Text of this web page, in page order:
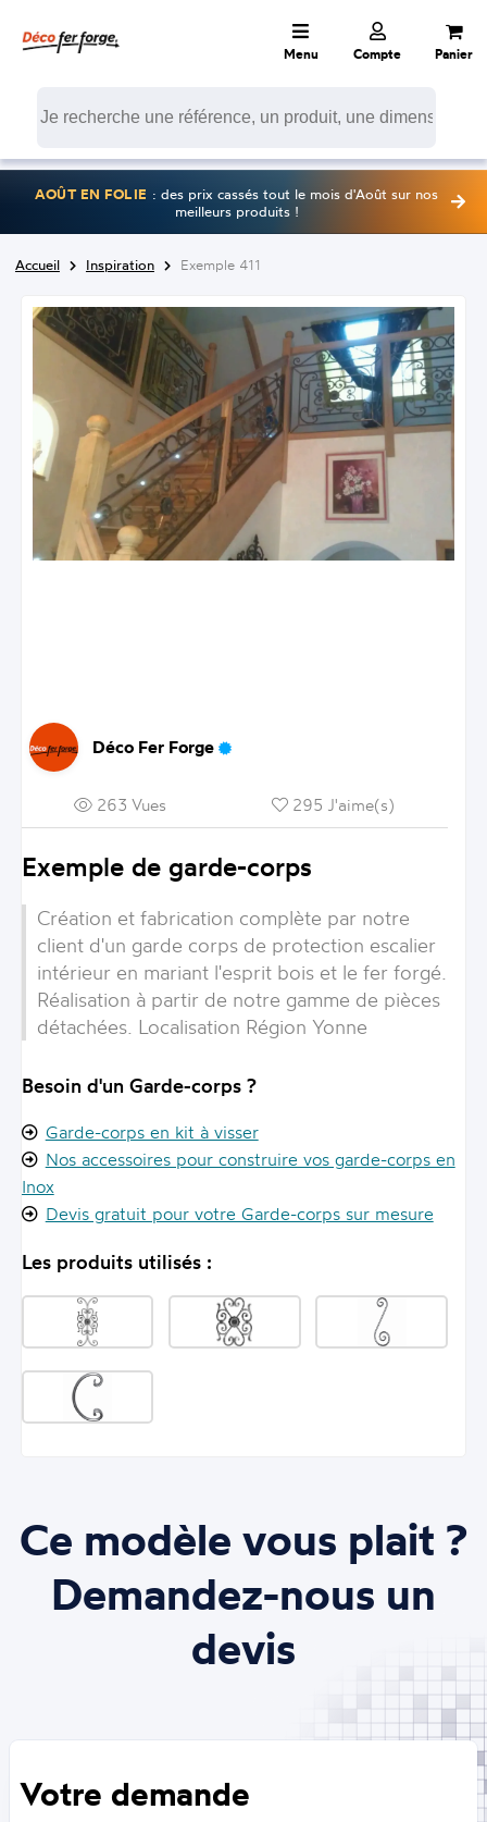
Menu Compte Panier
AOÛT EN FOLIE : des prix cassés tout le mois d'Août sur nos
meilleurs produits !
Accueil Inspiration Exemple 411
Déco Fer Forge
263 Vues 295 J'aime(s)
Exemple de garde-corps
Création et fabrication complète par notre
client d'un garde corps de protection escalier
intérieur en mariant l'esprit bois et le fer forgé.
Réalisation à partir de notre gamme de pièces
détachées. Localisation Région Yonne
Besoin d'un Garde-corps ?
Garde-corps en kit à visser
Nos accessoires pour construire vos garde-corps en
Inox
Devis gratuit pour votre Garde-corps sur mesure
Les produits utilisés :
Ce modèle vous plait ?
Demandez-nous un
devis
Votre demande